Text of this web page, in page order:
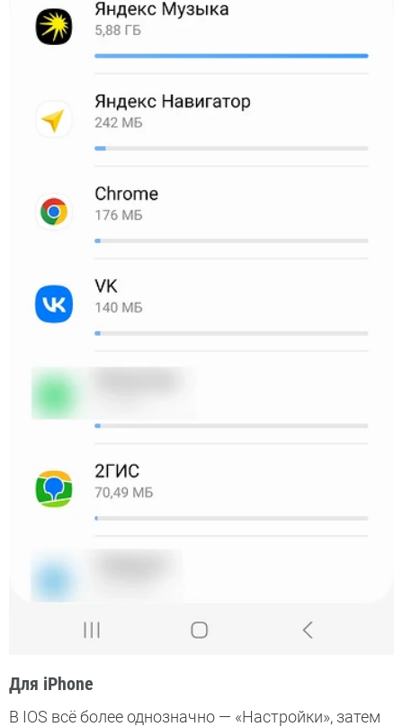
Для iPhone
В IOS всё более однозначно — «Настройки», затем